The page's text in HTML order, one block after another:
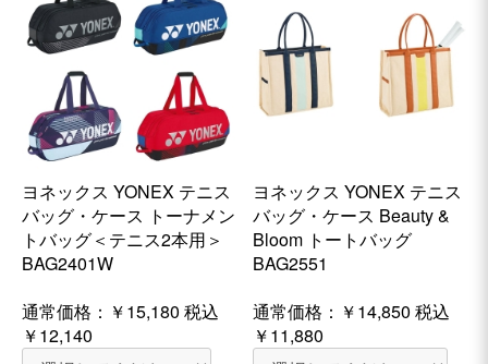
ヨネックス YONEX テニス
バッグ・ケース トーナメン
トバッグ＜テニス2本用＞
BAG2401W
通常価格： ￥15,180 税込
￥12,140
ヨネックス YONEX テニス
バッグ・ケース Beauty &
Bloom トートバッグ
BAG2551
通常価格： ￥14,850 税込
￥11,880